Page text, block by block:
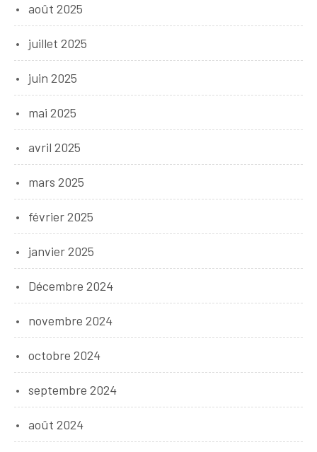
août 2025
juillet 2025
juin 2025
mai 2025
avril 2025
mars 2025
février 2025
janvier 2025
Décembre 2024
novembre 2024
octobre 2024
septembre 2024
août 2024